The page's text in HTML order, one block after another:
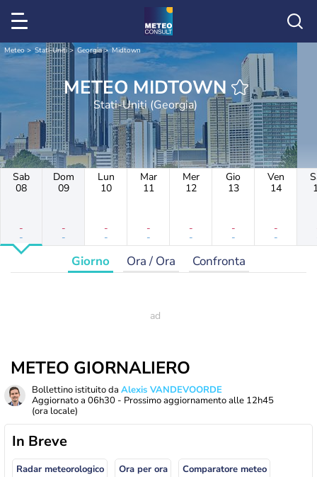
Meteo Stati-Uniti Georgia Midtown
METEO MIDTOWN
Stati-Uniti (Georgia)
Sab
08
-
-
Dom
09
-
-
Lun
10
-
-
Mar
11
-
-
Mer
12
-
-
Gio
13
-
-
Ven
14
-
-
Giorno Ora / Ora Confronta
METEO GIORNALIERO
Bollettino istituito da Alexis VANDEVOORDE
Aggiornato a 06h30 - Prossimo aggiornamento alle 12h45
(ora locale)
In Breve
Radar meteorologico Ora per ora Comparatore meteo